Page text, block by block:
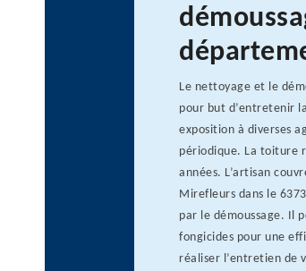
Le nettoyage et le
pour but d’entretenir
exposition à diverses
périodique. La toiture
années. L’artisan
Mirefleurs dans le
par le démoussage. Il
fongicides pour une
réaliser l’entretien de